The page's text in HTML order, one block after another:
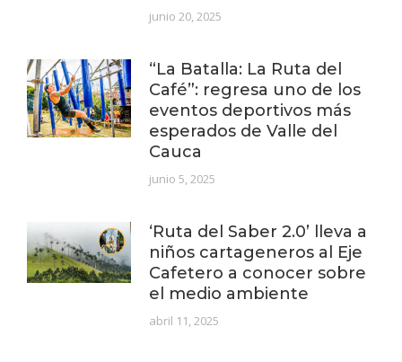
junio 20, 2025
“La Batalla: La Ruta del
Café”: regresa uno de los
eventos deportivos más
esperados de Valle del
Cauca
junio 5, 2025
‘Ruta del Saber 2.0’ lleva a
niños cartageneros al Eje
Cafetero a conocer sobre
el medio ambiente
abril 11, 2025